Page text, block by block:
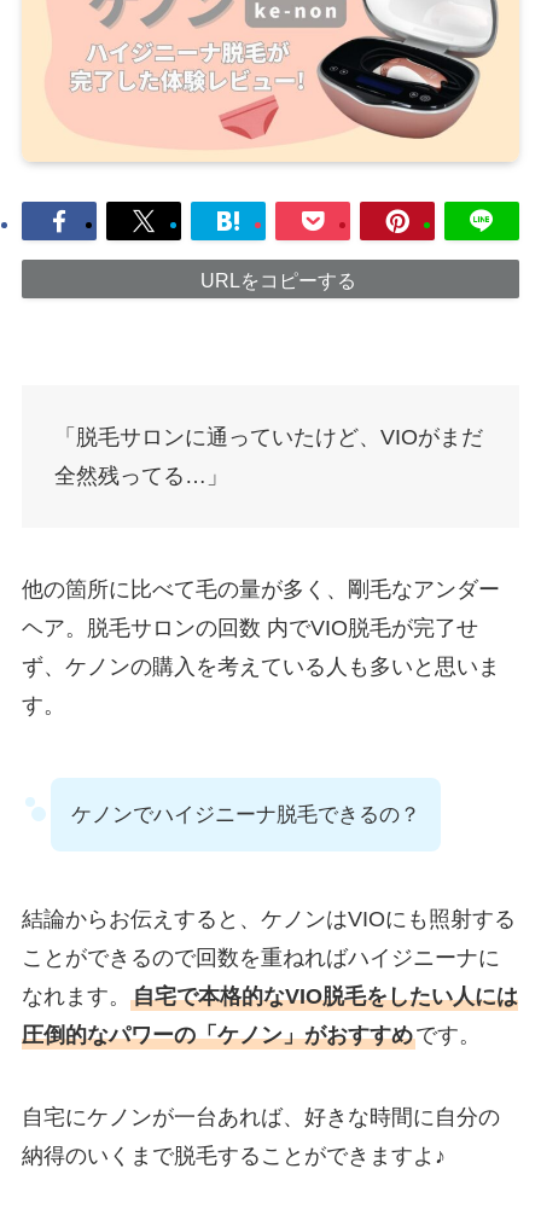
URLをコピーする
「脱毛サロンに通っていたけど、VIOがまだ
全然残ってる…」
他の箇所に比べて毛の量が多く、剛毛なアンダー
ヘア。脱毛サロンの回数 内でVIO脱毛が完了せ
ず、ケノンの購入を考えている人も多いと思いま
す。
ケノンでハイジニーナ脱毛できるの？
結論からお伝えすると、ケノンはVIOにも照射する
ことができるので回数を重ねればハイジニーナに
なれます。 自宅で本格的なVIO脱毛をしたい人には
圧倒的なパワーの「ケノン」がおすすめです。
自宅にケノンが一台あれば、好きな時間に自分の
納得のいくまで脱毛することができますよ♪